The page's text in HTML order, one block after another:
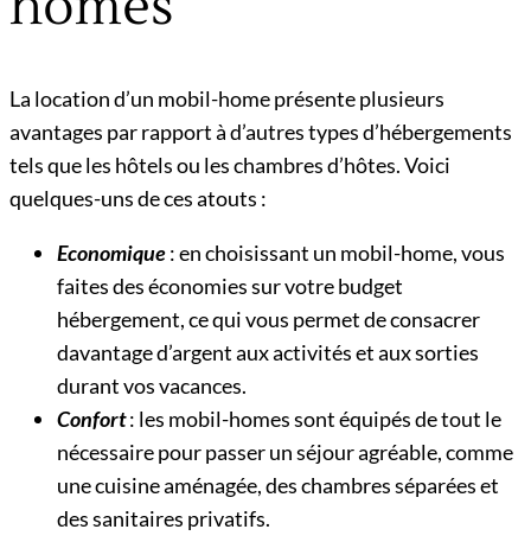
La location d’un mobil-home présente plusieurs
avantages par rapport à d’autres types d’hébergements
tels que les hôtels ou les chambres d’hôtes. Voici
quelques-uns de ces atouts :
Economique: en choisissant un mobil-home, vous
faites des économies sur votre budget
hébergement, ce qui vous permet de consacrer
davantage d’argent aux activités et aux sorties
durant vos vacances.
Confort: les mobil-homes sont équipés de tout le
nécessaire pour passer un séjour agréable, comme
une cuisine aménagée, des chambres séparées et
des sanitaires privatifs.